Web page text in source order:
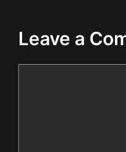
Leave a